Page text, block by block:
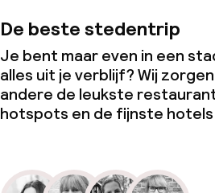
De beste stedentrip
Je bent maar even in een
alles uit je verblijf? Wij
andere de leukste
hotspots en de fijnste